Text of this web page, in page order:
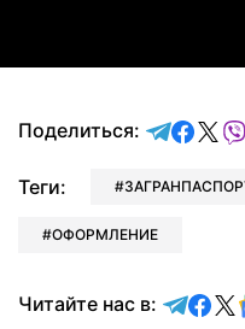
Поделиться:
Теги:
ОФОРМЛЕНИЕ
Читайте нас в: